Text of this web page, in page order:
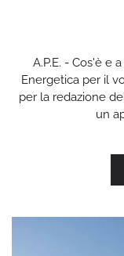
A.P.E. - Cos'è e
Energetica per il
per la redazione
un